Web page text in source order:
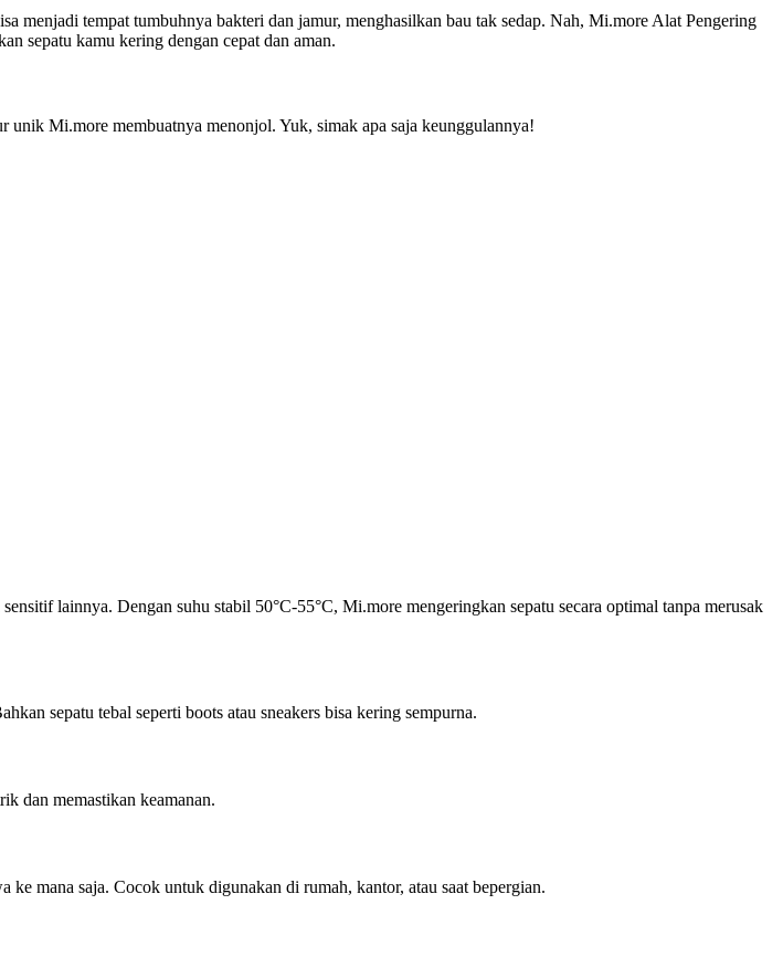
menjadi tempat tumbuhnya bakteri dan jamur, menghasilkan bau tak sedap. Nah, Mi.more Alat Pengering
sepatu kamu kering dengan cepat dan aman.
Mi.more membuatnya menonjol. Yuk, simak apa saja keunggulannya!
lainnya. Dengan suhu stabil 50°C-55°C, Mi.more mengeringkan sepatu secara optimal tanpa merusak
sepatu tebal seperti boots atau sneakers bisa kering sempurna.
dan memastikan keamanan.
mana saja. Cocok untuk digunakan di rumah, kantor, atau saat bepergian.